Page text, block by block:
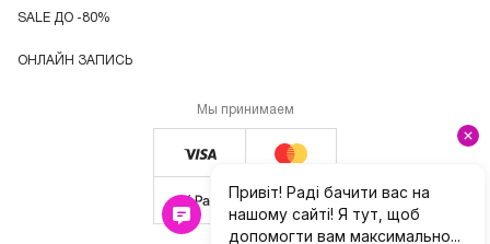
SALE ДО -80%
ОНЛАЙН ЗАПИСЬ
Мы принимаем